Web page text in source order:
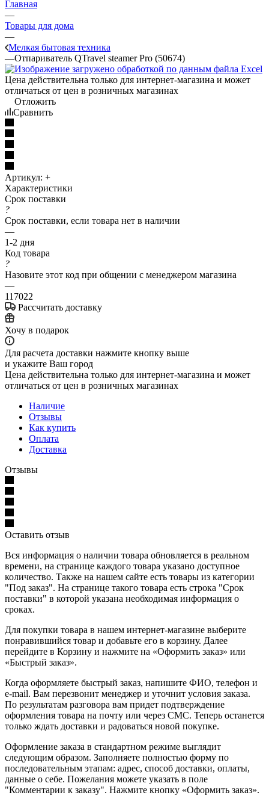
Главная
—
Товары для дома
—
Мелкая бытовая техника
—Отпариватель QTravel steamer Pro (50674)
Цена действительна только для интернет-магазина и может
отличаться от цен в розничных магазинах
Отложить
Сравнить
Артикул: +
Характеристики
Срок поставки
?
Срок поставки, если товара нет в наличии
—
1-2 дня
Код товара
?
Назовите этот код при общении с менеджером магазина
—
117022
Рассчитать доставку
Хочу в подарок
Для расчета доставки нажмите кнопку выше
и укажите Ваш город
Цена действительна только для интернет-магазина и может
отличаться от цен в розничных магазинах
Наличие
Отзывы
Как купить
Оплата
Доставка
Отзывы
Оставить отзыв
Вся информация о наличии товара обновляется в реальном
времени, на странице каждого товара указано доступное
количество. Также на нашем сайте есть товары из категории
"Под заказ". На странице такого товара есть строка "Срок
поставки" в которой указана необходимая информация о
сроках.
Для покупки товара в нашем интернет-магазине выберите
понравившийся товар и добавьте его в корзину. Далее
перейдите в Корзину и нажмите на «Оформить заказ» или
«Быстрый заказ».
Когда оформляете быстрый заказ, напишите ФИО, телефон и
e-mail. Вам перезвонит менеджер и уточнит условия заказа.
По результатам разговора вам придет подтверждение
оформления товара на почту или через СМС. Теперь останется
только ждать доставки и радоваться новой покупке.
Оформление заказа в стандартном режиме выглядит
следующим образом. Заполняете полностью форму по
последовательным этапам: адрес, способ доставки, оплаты,
данные о себе. Пожелания можете указать в поле
"Комментарии к заказу". Нажмите кнопку «Оформить заказ».